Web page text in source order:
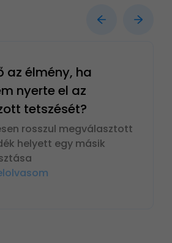
az élmény, ha
nyerte el az
tetszését?
rosszul megválasztott
helyett egy másik